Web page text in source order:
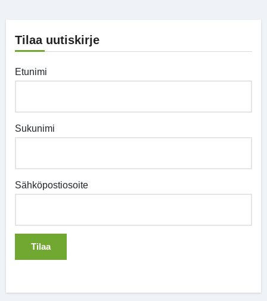
Tilaa uutiskirje
Etunimi
Sukunimi
Sähköpostiosoite